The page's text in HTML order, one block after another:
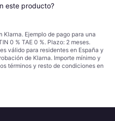
este producto?
Ejemplo de pago para una
0 % TAE 0 %. Plazo: 2 meses.
válido para residentes en España y
de Klarna. Importe mínimo y
términos y resto de condiciones en